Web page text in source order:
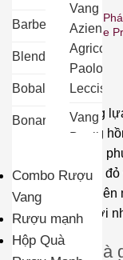
Rượu
Úc
Rượu
các
gia
trắng
Rượu
vang
bịch
Barbera
Blend
Bobal
Bonarda
Cabernet
Franc
Cabernet
Merlot
Vang
Azienda
Agricola
Paolo
Leccisi
Vang
Baglietti
Bodega
Cepa
Combo Rượu
Vang
Rượu mạnh
Hộp Quà
Rượu Vang Hồng
de Prairie Côtes de
Rosé 2024 12,5%
470.000
Một trong những
dòng rượu vang
ngào của người
tannin của vang
vang trắng tạo nên
dàng kết hợp với
Vang hồng là